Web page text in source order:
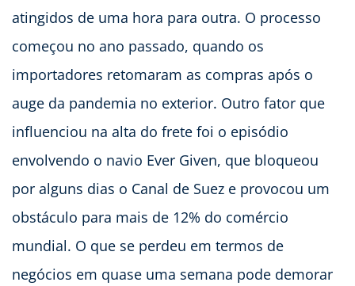
atingidos de uma hora para outra. O processo
começou no ano passado, quando os
importadores retomaram as compras após o
auge da pandemia no exterior. Outro fator que
influenciou na alta do frete foi o episódio
envolvendo o navio Ever Given, que bloqueou
por alguns dias o Canal de Suez e provocou um
obstáculo para mais de 12% do comércio
mundial. O que se perdeu em termos de
negócios em quase uma semana pode demorar